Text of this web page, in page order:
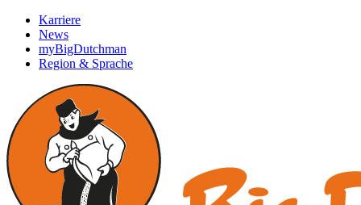
Karriere
News
myBigDutchman
Region & Sprache